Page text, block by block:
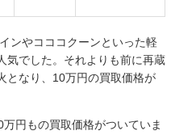
ンやコココクーンといった軽
気でした。それよりも前に再蔵
となり、10万円の買取価格が
円もの買取価格がついていま